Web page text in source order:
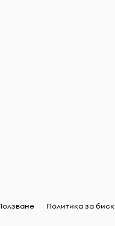
Политика за